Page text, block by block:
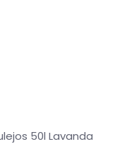
50l Lavanda